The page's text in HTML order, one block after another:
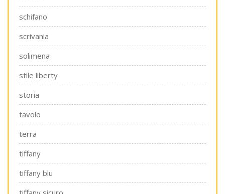
schifano
scrivania
solimena
stile liberty
storia
tavolo
terra
tiffany
tiffany blu